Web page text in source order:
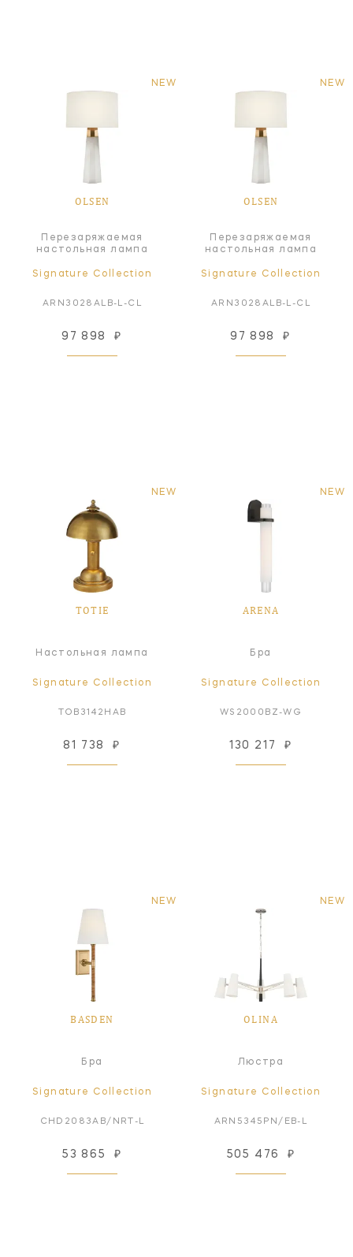
NEW
OLSEN
Перезаряжаемая
настольная лампа
Signature Collection
ARN3028ALB-L-CL
97 898 ₽
NEW
OLSEN
Перезаряжаемая
настольная лампа
Signature Collection
ARN3028ALB-L-CL
97 898 ₽
NEW
TOTIE
Настольная лампа
Signature Collection
TOB3142HAB
81 738 ₽
NEW
ARENA
Бра
Signature Collection
WS2000BZ-WG
130 217 ₽
NEW
BASDEN
Бра
Signature Collection
CHD2083AB/NRT-L
53 865 ₽
NEW
OLINA
Люстра
Signature Collection
ARN5345PN/EB-L
505 476 ₽